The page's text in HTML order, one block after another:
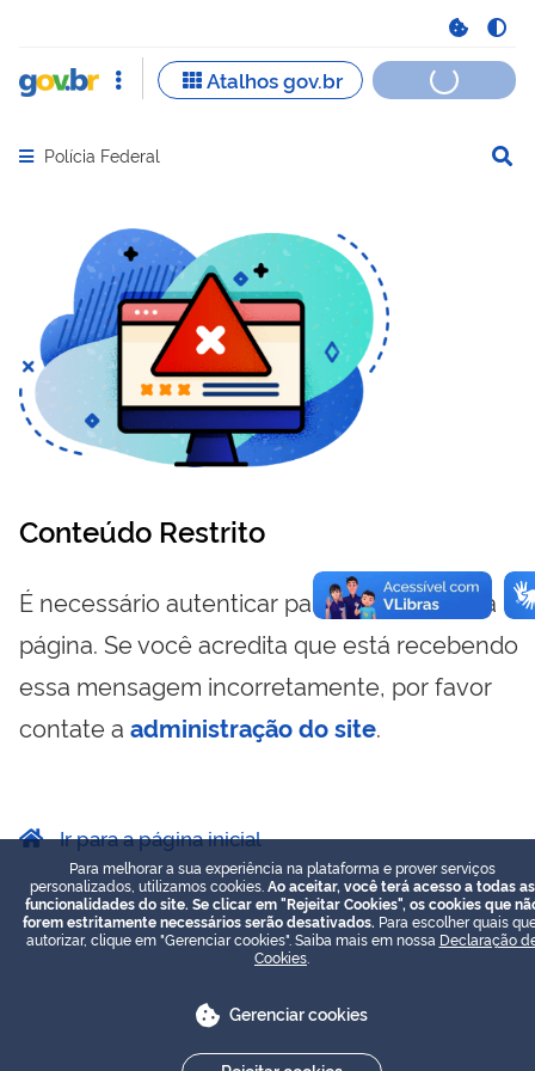
Abrir menu principal de navegação
Polícia Federal
Conteúdo Restrito
É necessário autenticar para visualizar essa
página. Se você acredita que está recebendo
essa mensagem incorretamente, por favor
contate a administração do site.
Ir para a página inicial
Para melhorar a sua experiência na plataforma e prover serviços
personalizados, utilizamos cookies. Ao aceitar, você terá acesso a todas as
funcionalidades do site. Se clicar em "Rejeitar Cookies", os cookies que
forem estritamente necessários serão desativados. Para escolher quais
autorizar, clique em "Gerenciar cookies". Saiba mais em nossa Declaração
Cookies
Gerenciar cookies